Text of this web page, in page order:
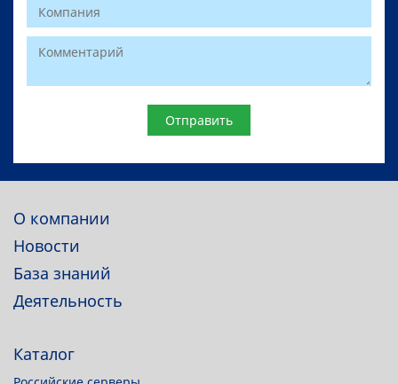
О компании
Новости
База знаний
Деятельность
Каталог